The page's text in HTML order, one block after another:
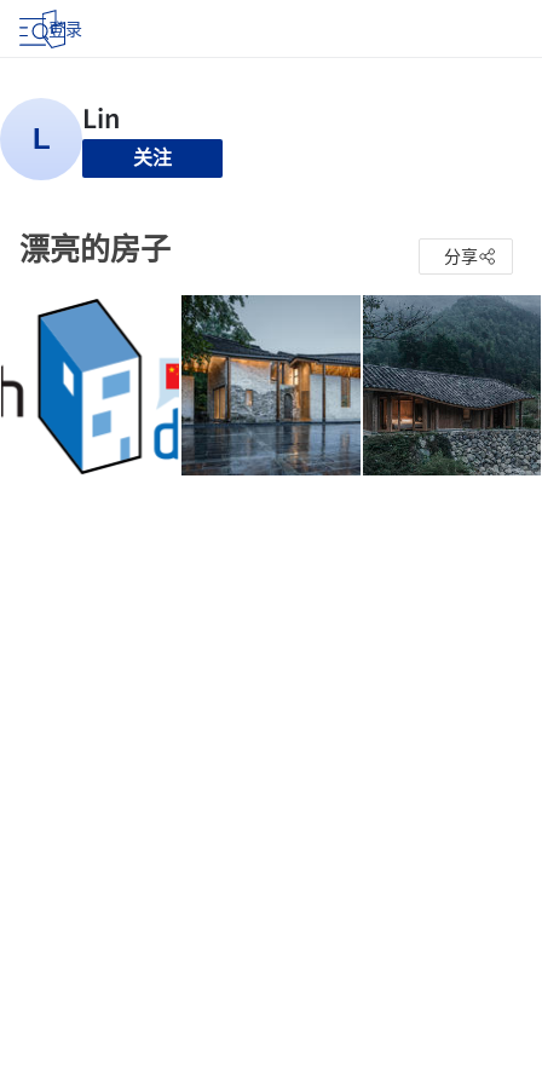
登录
关注
漂亮的房子 分享